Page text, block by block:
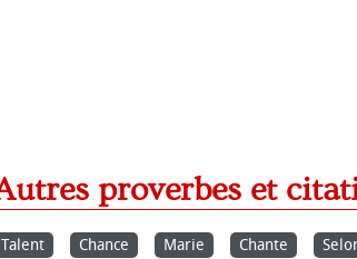
Autres proverbes et
Talent Chance Marie Chante